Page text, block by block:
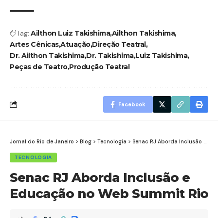
Tag: Ailthon Luiz TakishimaAilthon Takishima
Artes CênicasAtuaçãoDireção Teatral
Dr. Ailthon TakishimaDr. TakishimaLuiz Takishima
Peças de TeatroProdução Teatral
Facebook
Jornal do Rio de Janeiro > Blog > Tecnologia > Senac RJ Aborda Inclusão e Educação no Web Summit Rio
TECNOLOGIA
Senac RJ Aborda Inclusão e
Educação no Web Summit Rio